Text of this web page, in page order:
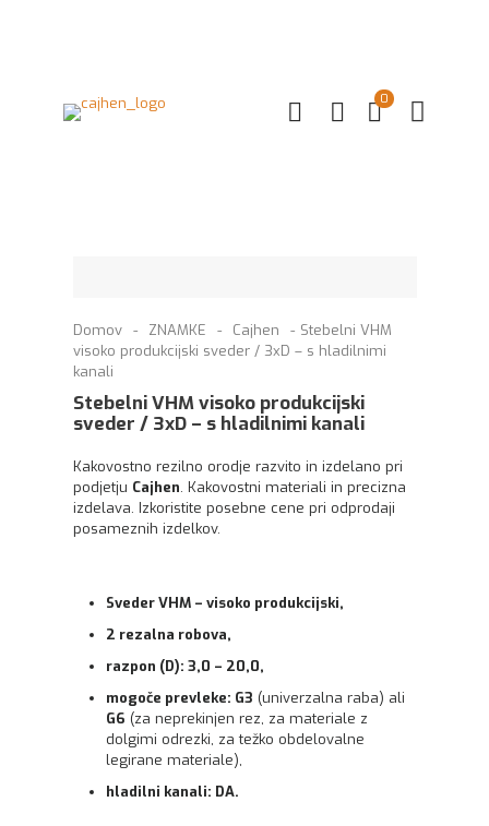
0
Domov - ZNAMKE - Cajhen - Stebelni VHM
visoko produkcijski sveder / 3xD – s hladilnimi
kanali
Stebelni VHM visoko produkcijski
sveder / 3xD – s hladilnimi kanali
Kakovostno rezilno orodje razvito in izdelano pri
podjetju Cajhen. Kakovostni materiali in precizna
izdelava. Izkoristite posebne cene pri odprodaji
posameznih izdelkov.
Sveder VHM – visoko produkcijski,
2 rezalna robova,
razpon (D): 3,0 – 20,0,
mogoče prevleke: G3 (univerzalna raba) ali
G6 (za neprekinjen rez, za materiale z
dolgimi odrezki, za težko obdelovalne
legirane materiale),
hladilni kanali: DA.